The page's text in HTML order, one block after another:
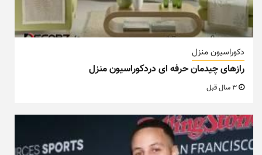
دکوراسیون منزل
رازهای چیدمان حرفه ای دردکوراسیون منزل